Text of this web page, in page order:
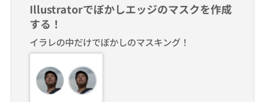
Illustratorでぼかしエッジのマスクを作成
する！
イラレの中だけでぼかしのマスキング！